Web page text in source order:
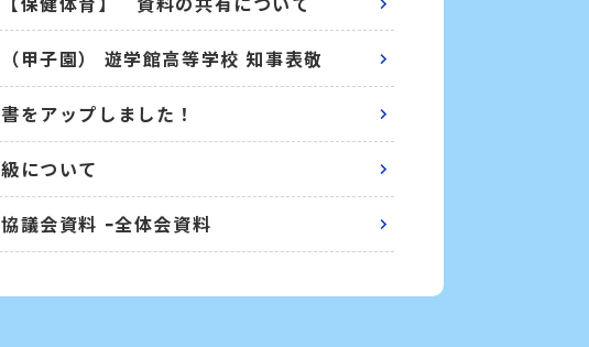
甲子園） 遊学館高等学校 知事表敬
をアップしました！
について
議会資料 ｰ全体会資料